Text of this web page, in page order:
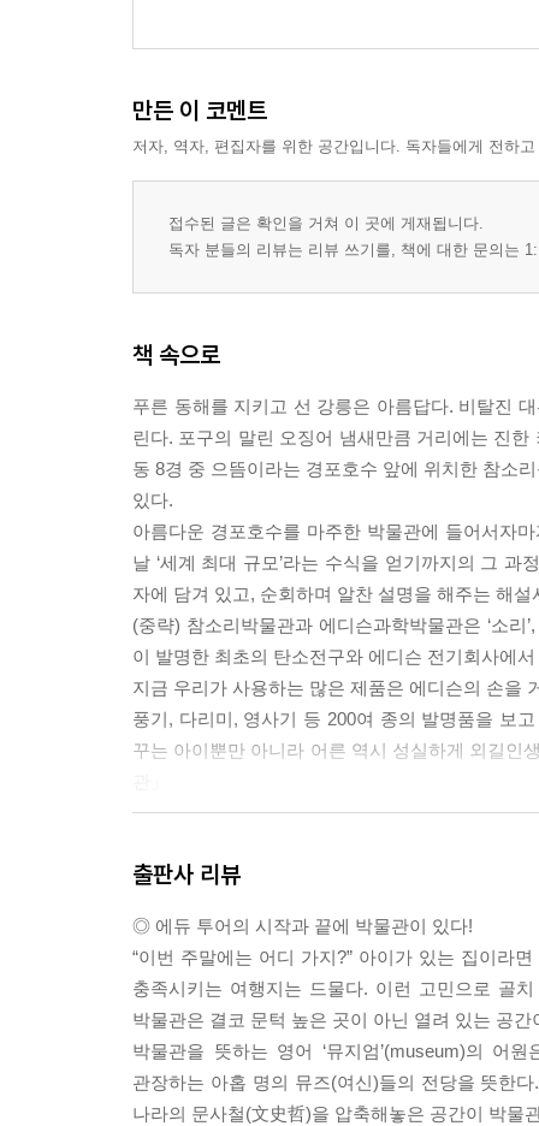
만든 이 코멘트
저자, 역자, 편집자를 위한 공간입니다. 독자들에게 전하
접수된 글은 확인을 거쳐 이 곳에 게재됩니다.
독자 분들의 리뷰는 리뷰 쓰기를, 책에 대한 문의는
책 속으로
푸른 동해를 지키고 선 강릉은 아름답다. 비탈진
린다. 포구의 말린 오징어 냄새만큼 거리에는 진
동 8경 중 으뜸이라는 경포호수 앞에 위치한 참소
있다.
아름다운 경포호수를 마주한 박물관에 들어서자
날 ‘세계 최대 규모’라는 수식을 얻기까지의 그
자에 담겨 있고, 순회하며 알찬 설명을 해주는 해
(중략) 참소리박물관과 에디슨과학박물관은 ‘소리
이 발명한 최초의 탄소전구와 에디슨 전기회사에
지금 우리가 사용하는 많은 제품은 에디슨의 손을
풍기, 다리미, 영사기 등 200여 종의 발명품을 보
꾸는 아이뿐만 아니라 어른 역시 성실하게 외길인
기계화된 채탄 과정, 지하에 위치한 작업장 사무
장을 재현한 전시물은 모형임에도 아찔함이 느껴
사고로 목숨을 잃는 광부는 166명에 달했다.
1970년대 한 광부의 신문 인터뷰는 광부라는 직
새까맣고, 지하라 캄캄하고, 곡괭이 휘두르고 삽
캔다.” 갱도관은 아이들에게 광산 작업의 어려움
다. 아이들은 어두컴컴한 탄광 내부에서 두려움을
출판사 리뷰
◎ 에듀 투어의 시작과 끝에 박물관이 있다!
“이번 주말에는 어디 가지?” 아이가 있는 집이라
충족시키는 여행지는 드물다. 이런 고민으로 골
박물관은 결코 문턱 높은 곳이 아닌 열려 있는 공
박물관을 뜻하는 영어 ‘뮤지엄’(museum)의 어
관장하는 아홉 명의 뮤즈(여신)들의 전당을 뜻한
나라의 문사철(文史哲)을 압축해놓은 공간이 박물